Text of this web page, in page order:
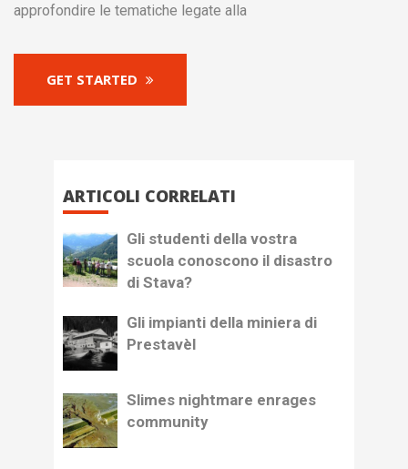
approfondire le tematiche legate alla
GET STARTED
ARTICOLI CORRELATI
Gli studenti della vostra
scuola conoscono il disastro
di Stava?
Gli impianti della miniera di
Prestavèl
Slimes nightmare enrages
community